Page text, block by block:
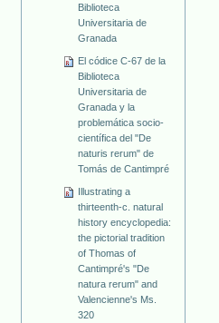
Biblioteca
Universitaria de
Granada
El códice C-67 de la
Biblioteca
Universitaria de
Granada y la
problemática socio-
científica del "De
naturis rerum" de
Tomás de Cantimpré
Illustrating a
thirteenth-c. natural
history encyclopedia:
the pictorial tradition
of Thomas of
Cantimpré's "De
natura rerum" and
Valencienne's Ms.
320